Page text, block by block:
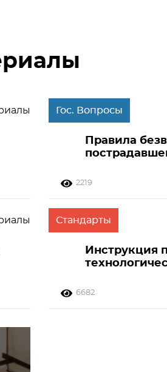
Гос. Вопросы
Правила
2219
Стандарты
Инструкция
6682